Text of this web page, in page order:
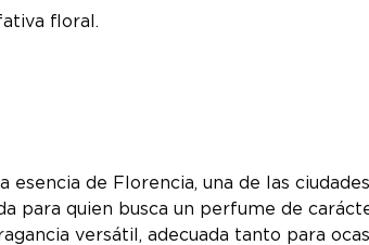
floral.
esencia de Florencia, una de las
para quien busca un perfume de
versátil, adecuada tanto para